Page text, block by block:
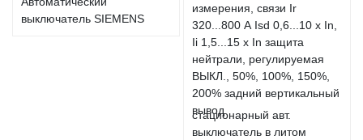
выключатель SIEMENS
стационарный авт.
выключатель в литом